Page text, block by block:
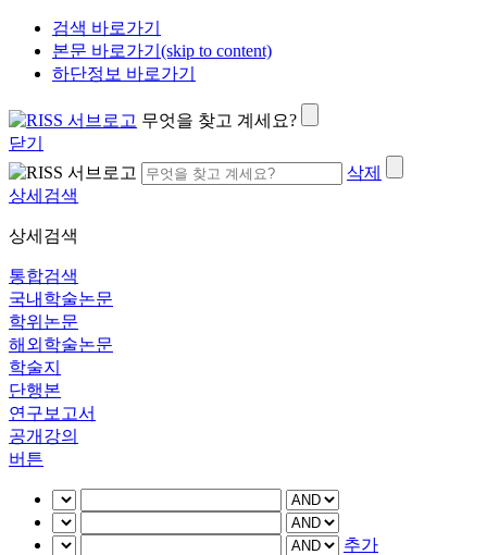
검색 바로가기
본문 바로가기(skip to content)
하단정보 바로가기
무엇을 찾고 계세요?
닫기
삭제
상세검색
상세검색
통합검색
국내학술논문
학위논문
해외학술논문
학술지
단행본
연구보고서
공개강의
버튼
추가